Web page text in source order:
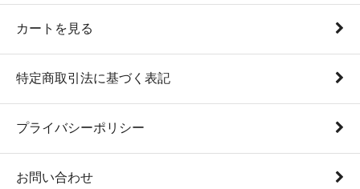
カートを見る
特定商取引法に基づく表記
プライバシーポリシー
お問い合わせ